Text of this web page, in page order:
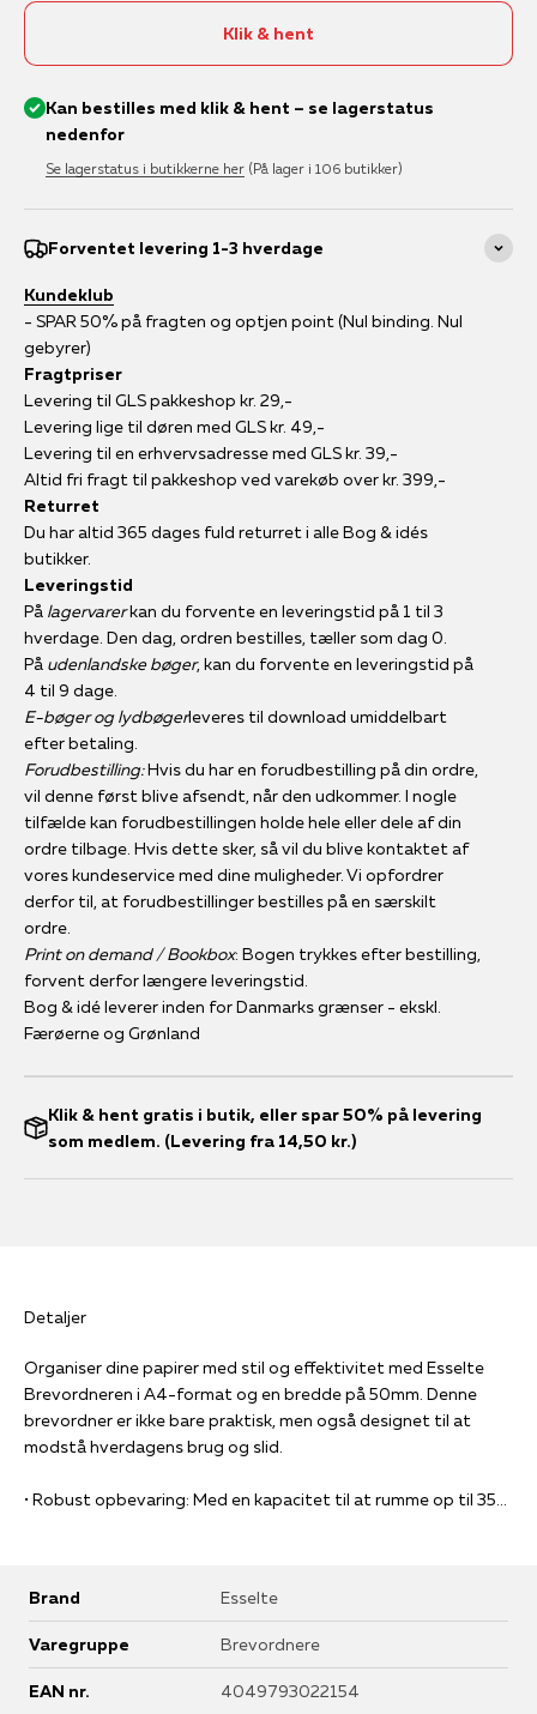
Klik & hent
Kan bestilles med klik & hent – se lagerstatus
nedenfor
Se lagerstatus i butikkerne her (På lager i 106 butikker)
Forventet levering 1-3 hverdage
Kundeklub
- SPAR 50% på fragten og optjen point (Nul binding. Nul
gebyrer)
Fragtpriser
Levering til GLS pakkeshop kr. 29,-
Levering lige til døren med GLS kr. 49,-
Levering til en erhvervsadresse med GLS kr. 39,-
Altid fri fragt til pakkeshop ved varekøb over kr. 399,-
Returret
Du har altid 365 dages fuld returret i alle Bog & idés
butikker.
Leveringstid
På lagervarerkan du forvente en leveringstid på 1 til 3
hverdage. Den dag, ordren bestilles, tæller som dag 0.
På udenlandske bøger, kan du forvente en leveringstid på
4 til 9 dage.
E-bøger og lydbøgerleveres til download umiddelbart
efter betaling.
Forudbestilling:Hvis du har en forudbestilling på din ordre,
vil denne først blive afsendt, når den udkommer. I nogle
tilfælde kan forudbestillingen holde hele eller dele af din
ordre tilbage. Hvis dette sker, så vil du blive kontaktet af
vores kundeservice med dine muligheder. Vi opfordrer
derfor til, at forudbestillinger bestilles på en særskilt
ordre.
Print on demand / Bookbox: Bogen trykkes efter bestilling,
forvent derfor længere leveringstid.
Bog & idé leverer inden for Danmarks grænser - ekskl.
Færøerne og Grønland
Klik & hent gratis i butik, eller spar 50% på levering
som medlem. (Levering fra 14,50 kr.)
Detaljer
Organiser dine papirer med stil og effektivitet med Esselte
Brevordneren i A4-format og en bredde på 50mm. Denne
brevordner er ikke bare praktisk, men også designet til at
modstå hverdagens brug og slid.
• Robust opbevaring: Med en kapacitet til at rumme op til 350
nemt at mærke og genkende dine mapper, uanset hvor mange
• Brugervenligt design: Med forside lukning, fingerhul og
metalkanter er denne brevordner nem at håndtere og sikrer,
Brand Esselte
Varegruppe Brevordnere
EAN nr. 4049793022154